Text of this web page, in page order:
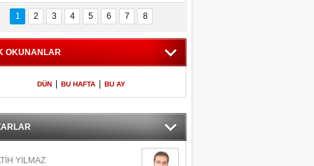
İstanbul
Adaları
600 milletvekilinin
listesi
1 2 3 4 5 6 7 8
OKUNANLAR
DÜN BU HAFTA BU AY
YILMAZ